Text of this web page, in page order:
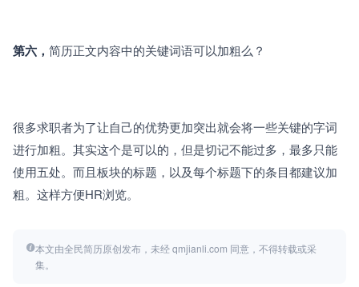
第六， 简历正文内容中的关键词语可以加粗么？
很多求职者为了让自己的优势更加突出就会将一些关键的字词
进行加粗。其实这个是可以的，但是切记不能过多，最多只能
使用五处。而且板块的标题，以及每个标题下的条目都建议加
粗。这样方便HR浏览。
本文由全民简历原创发布，未经 qmjianli.com 同意，不得转载或采
集。